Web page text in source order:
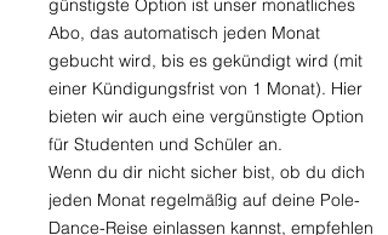
günstigste Option ist unser monatliches
Abo, das automatisch jeden Monat
gebucht wird, bis es gekündigt wird (mit
einer Kündigungsfrist von 1 Monat). Hier
bieten wir auch eine vergünstigte Option
für Studenten und Schüler an.
Wenn du dir nicht sicher bist, ob du dich
jeden Monat regelmäßig auf deine Pole-
Dance-Reise einlassen kannst, empfehlen